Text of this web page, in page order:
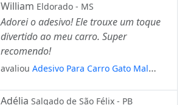
William Eldorado - MS
Adorei o adesivo! Ele trouxe um toque
divertido ao meu carro. Super
recomendo!
avaliou Adesivo Para Carro Gato Mal
Adélia Salgado de São Félix - PB